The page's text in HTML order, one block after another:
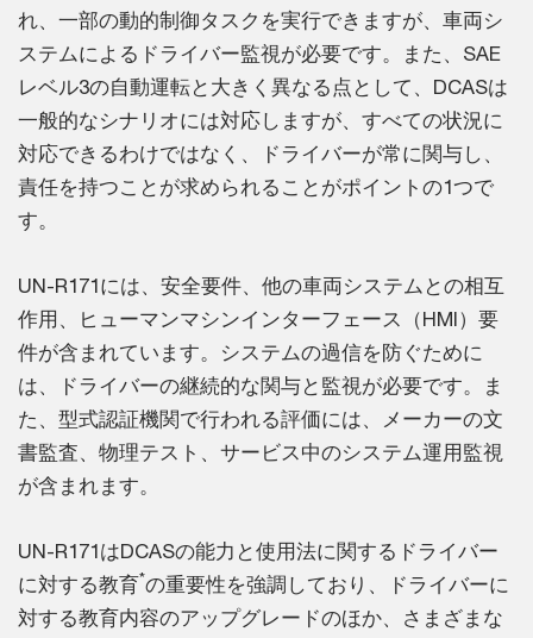
れ、一部の動的制御タスクを実行できますが、車両シ
ステムによるドライバー監視が必要です。また、SAE
レベル3の自動運転と大きく異なる点として、DCASは
一般的なシナリオには対応しますが、すべての状況に
対応できるわけではなく、ドライバーが常に関与し、
責任を持つことが求められることがポイントの1つで
す。
UN-R171には、安全要件、他の車両システムとの相互
作用、ヒューマンマシンインターフェース（HMI）要
件が含まれています。システムの過信を防ぐために
は、ドライバーの継続的な関与と監視が必要です。ま
た、型式認証機関で行われる評価には、メーカーの文
書監査、物理テスト、サービス中のシステム運用監視
が含まれます。
UN-R171はDCASの能力と使用法に関するドライバー
に対する教育*の重要性を強調しており、ドライバーに
対する教育内容のアップグレードのほか、さまざまな